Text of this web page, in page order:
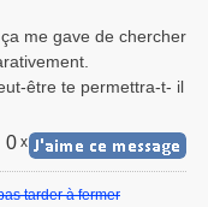
me gave de chercher
être te permettra-t- il
0 x
tarder à fermer